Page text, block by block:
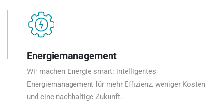
Energiemanagement
Wir machen Energie smart: intelligentes
Energiemanagement für mehr Effizienz, weniger Kosten
und eine nachhaltige Zukunft.